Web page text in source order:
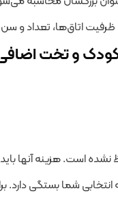
اتاق‌ها، تعداد و
و تخت
است. هزینه آنها
شما بستگی دارد.